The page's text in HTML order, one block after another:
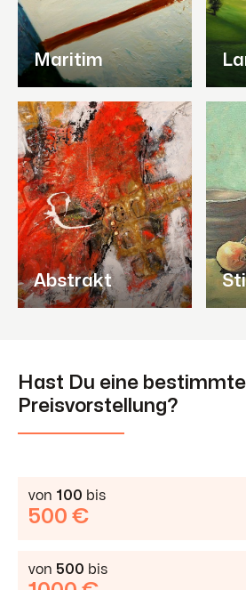
Maritim
Abstrakt
Hast Du eine bestimmte
Preisvorstellung?
von 100 bis
500 €
von 500 bis